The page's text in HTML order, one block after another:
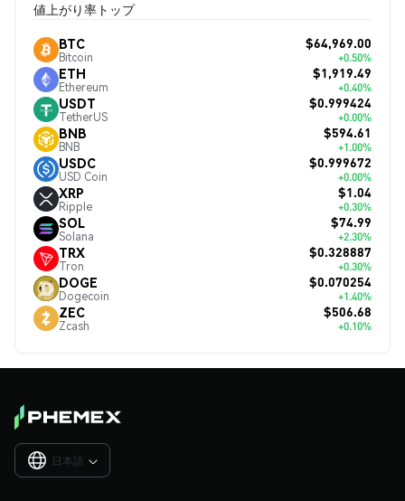
値上がり率トップ
BTC
Bitcoin
$64,969.00
+0.50%
ETH
Ethereum
$1,919.49
+0.40%
USDT
TetherUS
$0.999424
+0.00%
BNB
BNB
$594.61
+1.00%
USDC
USD Coin
$0.999672
+0.00%
XRP
Ripple
$1.04
+0.30%
SOL
Solana
$74.99
+2.30%
TRX
Tron
$0.328887
+0.30%
DOGE
Dogecoin
$0.070254
+1.40%
ZEC
Zcash
$506.68
+0.10%
日本語 